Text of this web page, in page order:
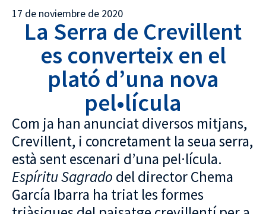
17 de noviembre de 2020
La Serra de Crevillent
es converteix en el
plató d’una nova
pel•lícula
Com ja han anunciat diversos mitjans,
Crevillent, i concretament la seua serra,
està sent escenari d’una pel·lícula.
Espíritu Sagrado del director Chema
García Ibarra ha triat les formes